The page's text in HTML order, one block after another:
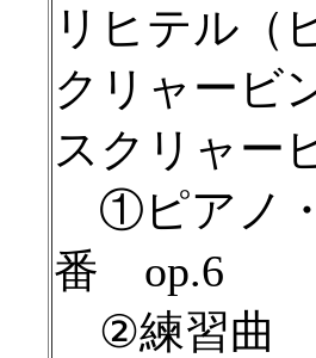
リヒテル（
クリャービ
スクリャー
①ピアノ
番 op.6
②練習曲